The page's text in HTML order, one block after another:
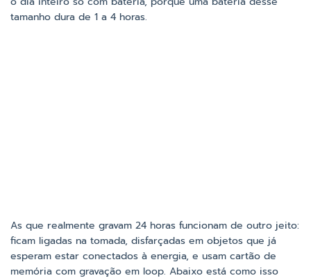
tamanho dura de 1 a 4 horas.
As que realmente gravam 24 horas funcionam de outro jeito:
ficam ligadas na tomada, disfarçadas em objetos que já
esperam estar conectados à energia, e usam cartão de
memória com gravação em loop. Abaixo está como isso